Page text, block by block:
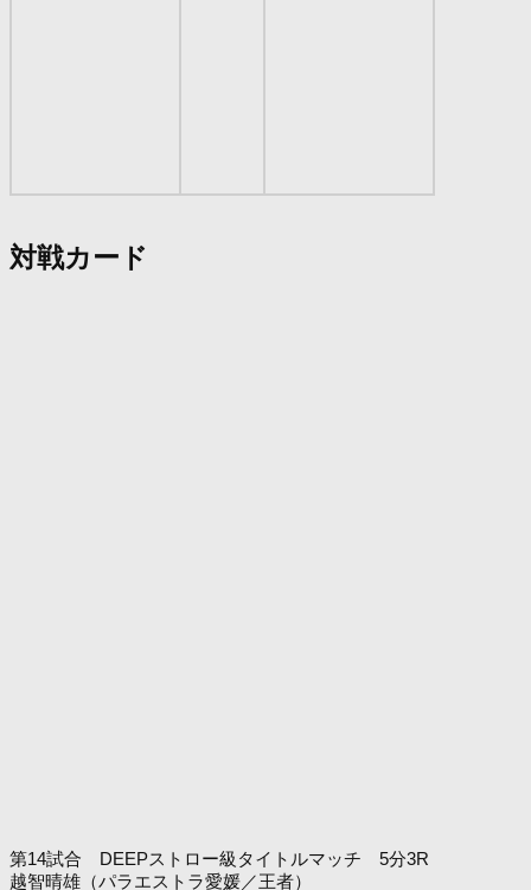
対戦カード
第14試合 DEEPストロー級タイトルマッチ 5分3R
越智晴雄（パラエストラ愛媛／王者）